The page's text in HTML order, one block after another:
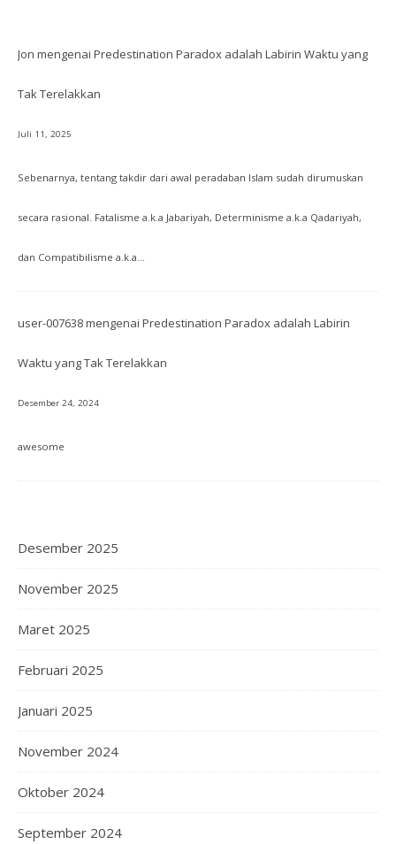
Jon mengenai Predestination Paradox adalah Labirin Waktu yang
Tak Terelakkan
Juli 11, 2025
Sebenarnya, tentang takdir dari awal peradaban Islam sudah dirumuskan
secara rasional. Fatalisme a.k.a Jabariyah, Determinisme a.k.a Qadariyah,
dan Compatibilisme a.k.a…
user-007638mengenai Predestination Paradox adalah Labirin
Waktu yang Tak Terelakkan
Desember 24, 2024
awesome
Desember 2025
November 2025
Maret 2025
Februari 2025
Januari 2025
November 2024
Oktober 2024
September 2024